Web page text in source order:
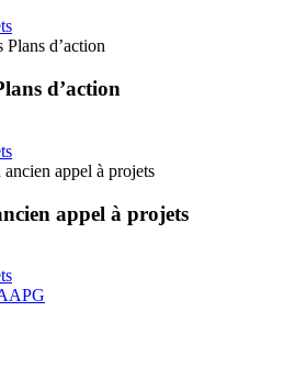
Plans d’action
d’action
appel à projets
appel à projets